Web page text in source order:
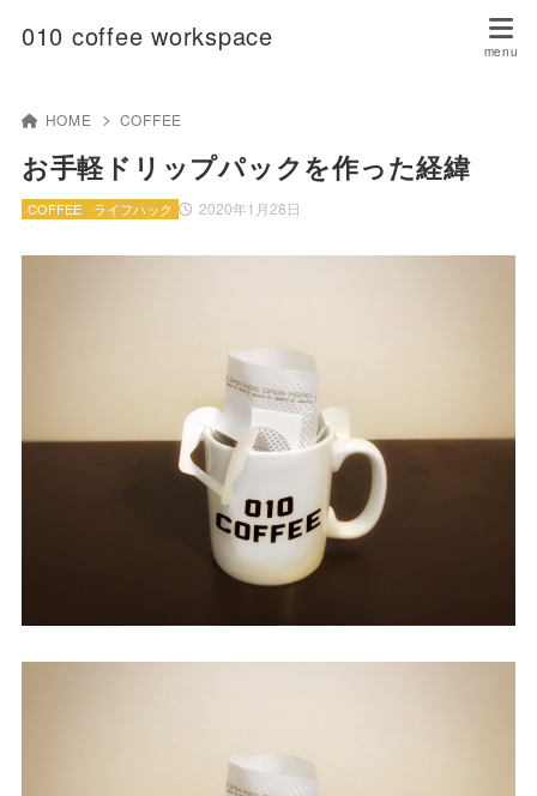
010 coffee workspace
HOME COFFEE
お手軽ドリップパックを作った経緯
2020年1月28日
COFFEE ライフハック